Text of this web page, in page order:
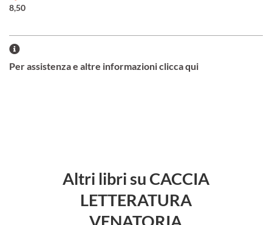
8,50
Per assistenza e altre informazioni clicca qui
Altri libri su CACCIA
LETTERATURA